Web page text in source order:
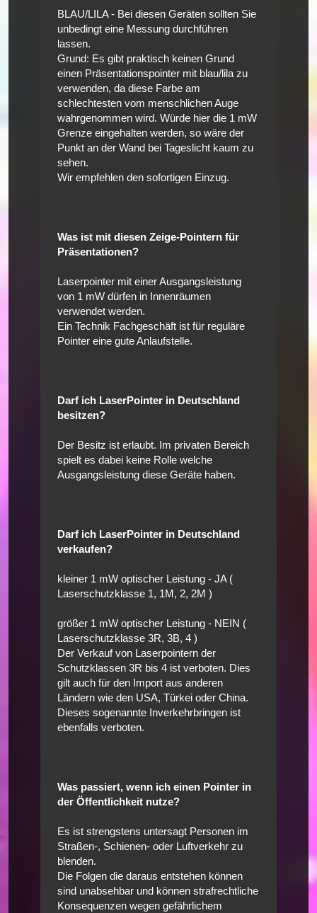
BLAU/LILA - Bei diesen Geräten sollten Sie
unbedingt eine Messung durchführen
lassen.
Grund: Es gibt praktisch keinen Grund
einen Präsentationspointer mit blau/lila zu
verwenden, da diese Farbe am
schlechtesten vom menschlichen Auge
wahrgenommen wird. Würde hier die 1 mW
Grenze eingehalten werden, so wäre der
Punkt an der Wand bei Tageslicht kaum zu
sehen.
Wir empfehlen den sofortigen Einzug.
Was ist mit diesen Zeige-Pointern für
Präsentationen?
Laserpointer mit einer Ausgangsleistung
von 1 mW dürfen in Innenräumen
verwendet werden.
Ein Technik Fachgeschäft ist für reguläre
Pointer eine gute Anlaufstelle.
Darf ich LaserPointer in Deutschland
besitzen?
Der Besitz ist erlaubt. Im privaten Bereich
spielt es dabei keine Rolle welche
Ausgangsleistung diese Geräte haben.
Darf ich LaserPointer in Deutschland
verkaufen?
kleiner 1 mW optischer Leistung - JA (
Laserschutzklasse 1, 1M, 2, 2M )
größer 1 mW optischer Leistung - NEIN (
Laserschutzklasse 3R, 3B, 4 )
Der Verkauf von Laserpointern der
Schutzklassen 3R bis 4 ist verboten. Dies
gilt auch für den Import aus anderen
Ländern wie den USA, Türkei oder China.
Dieses sogenannte Inverkehrbringen ist
ebenfalls verboten.
Was passiert, wenn ich einen Pointer in
der Öffentlichkeit nutze?
Es ist strengstens untersagt Personen im
Straßen-, Schienen- oder Luftverkehr zu
blenden.
Die Folgen die daraus entstehen können
sind unabsehbar und können strafrechtliche
Konsequenzen wegen gefährlichem